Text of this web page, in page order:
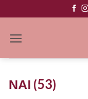
στο
περιεχόμενο
ΝΑΙ (53)